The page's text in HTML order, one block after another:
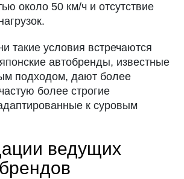
около 50 км/ч и отсутствие
такие условия встречаются
автобренды, известные
подходом, дают более
более строгие
к суровым
ведущих